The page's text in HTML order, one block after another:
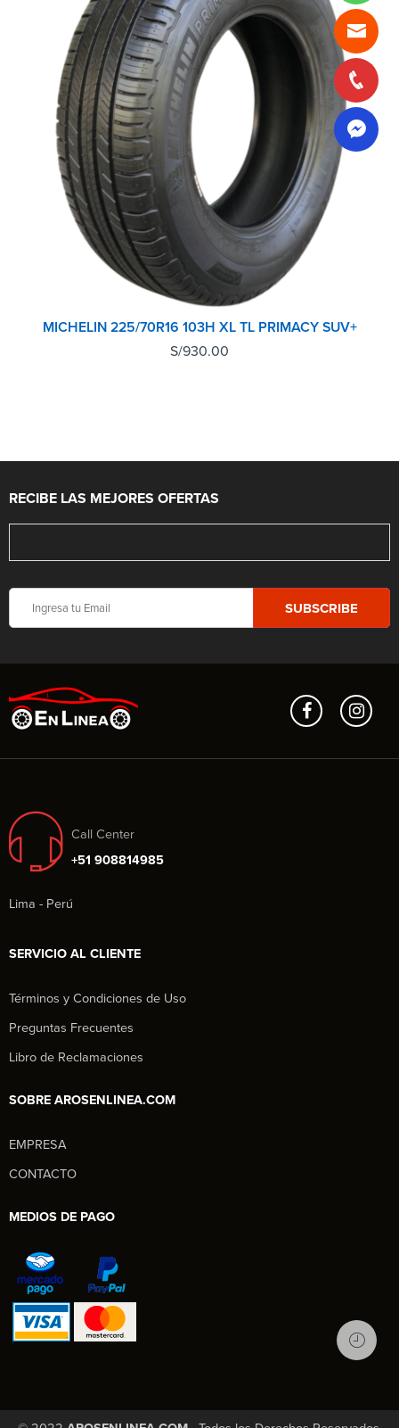
MICHELIN 225/70R16 103H XL TL PRIMACY SUV+
S/930.00
RECIBE LAS MEJORES OFERTAS
Call Center
+51 908814985
Lima - Perú
SERVICIO AL CLIENTE
Términos y Condiciones de Uso
Preguntas Frecuentes
Libro de Reclamaciones
SOBRE AROSENLINEA.COM
EMPRESA
CONTACTO
MEDIOS DE PAGO